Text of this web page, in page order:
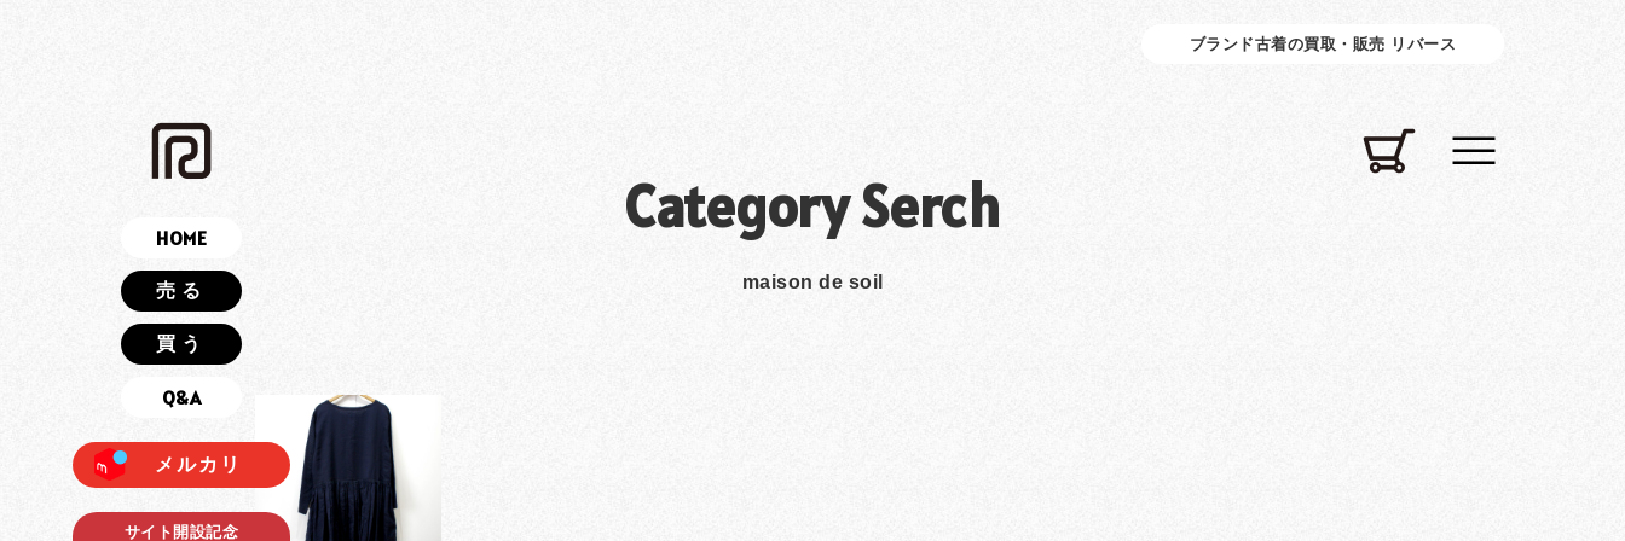
HOME
売る
買う
Q&A
メルカリ
サイト開設記念
ブランド古着の買取・販売 リバース
Category Serch
maison de soil